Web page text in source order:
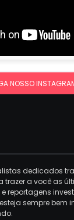
NOSSO
dedicados
trazer a você as
reportagens
sempre bem